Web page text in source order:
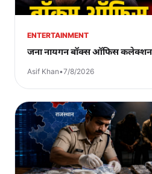
ENTERTAINMENT
जना नायगन बॉक्स ऑफिस कलेक्शन,
Asif Khan•7/8/2026